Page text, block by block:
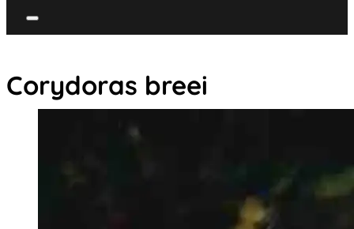
Corydoras breei